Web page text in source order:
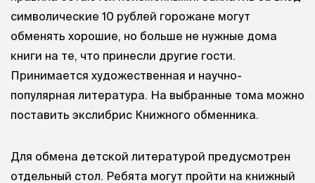
символические 10 рублей горожане могут
обменять хорошие, но больше не нужные дома
книги на те, что принесли другие гости.
Принимается художественная и научно-
популярная литература. На выбранные тома можно
поставить экслибрис Книжного обменника.
Для обмена детской литературой предусмотрен
отдельный стол. Ребята могут пройти на книжный